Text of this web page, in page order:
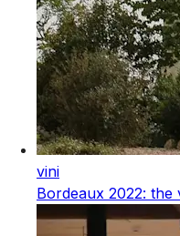
vini
Bordeaux 2022: